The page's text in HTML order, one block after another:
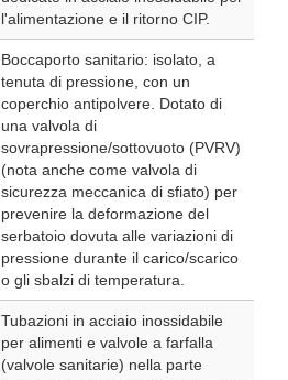
l'alimentazione e il ritorno CIP.
Boccaporto sanitario: isolato, a
tenuta di pressione, con un
coperchio antipolvere. Dotato di
una valvola di
sovrapressione/sottovuoto (PVRV)
(nota anche come valvola di
sicurezza meccanica di sfiato) per
prevenire la deformazione del
serbatoio dovuta alle variazioni di
pressione durante il carico/scarico
o gli sbalzi di temperatura.
Tubazioni in acciaio inossidabile
per alimenti e valvole a farfalla
(valvole sanitarie) nella parte